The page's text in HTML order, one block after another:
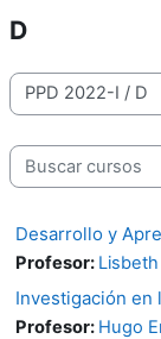
D
Categorías
Buscar cursos
Desarrollo y
Profesor:
Investigación en
Profesor: Hugo